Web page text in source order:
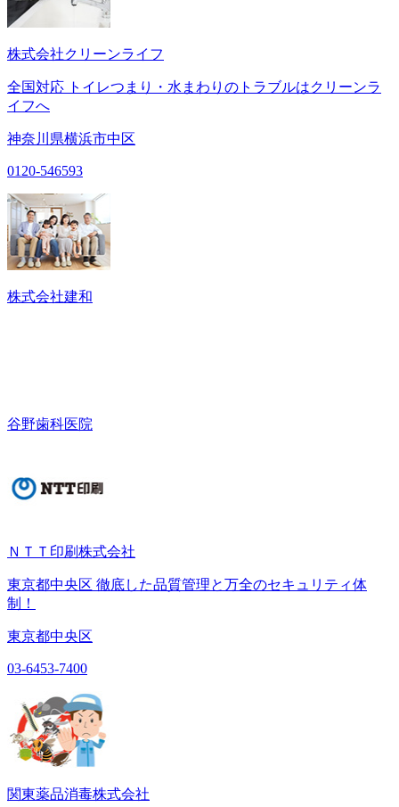
株式会社クリーンライフ
全国対応 トイレつまり・水まわりのトラブルはクリーンラ
イフへ
神奈川県横浜市中区
0120-546593
株式会社建和
谷野歯科医院
ＮＴＴ印刷株式会社
東京都中央区 徹底した品質管理と万全のセキュリティ体
制！
東京都中央区
03-6453-7400
関東薬品消毒株式会社